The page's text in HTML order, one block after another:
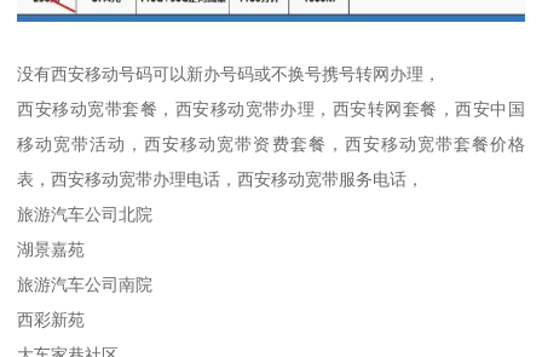
没有西安移动号码可以新办号码或不换号携号转网办理，
西安移动宽带套餐，西安移动宽带办理，西安转网套餐，西安中国
移动宽带活动，西安移动宽带资费套餐，西安移动宽带套餐价格
表，西安移动宽带办理电话，西安移动宽带服务电话，
旅游汽车公司北院
湖景嘉苑
旅游汽车公司南院
西彩新苑